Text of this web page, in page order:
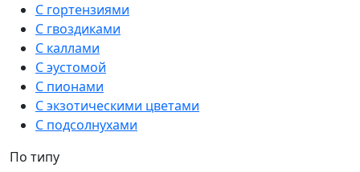
С гортензиями
С гвоздиками
С каллами
С эустомой
С пионами
С экзотическими цветами
С подсолнухами
По типу